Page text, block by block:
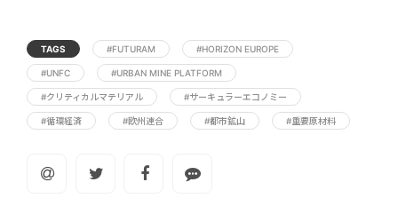
TAGS #FUTURAM #HORIZON EUROPE
#UNFC #URBAN MINE PLATFORM
#クリティカルマテリアル #サーキュラーエコノミー
#循環経済 #欧州連合 #都市鉱山 #重要原材料